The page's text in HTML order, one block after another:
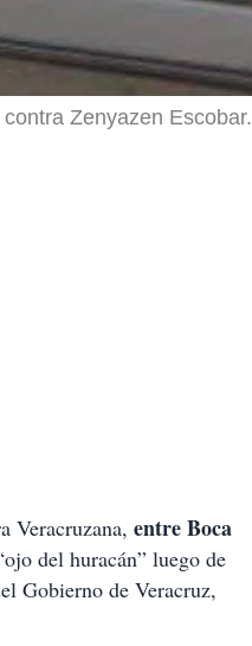
Zenyazen Escobar.
Veracruzana, entre Boca
del huracán” luego de
Gobierno de Veracruz,